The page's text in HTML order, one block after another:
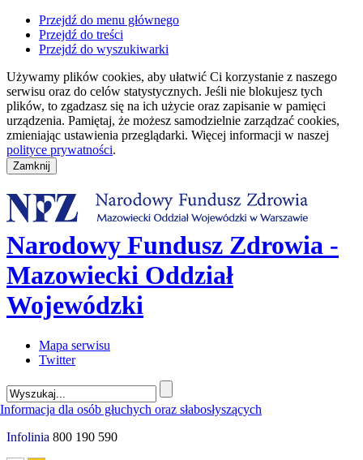
Przejdź do menu głównego
Przejdź do treści
Przejdź do wyszukiwarki
Używamy plików cookies, aby ułatwić Ci korzystanie z naszego
serwisu oraz do celów statystycznych. Jeśli nie blokujesz tych
plików, to zgadzasz się na ich użycie oraz zapisanie w pamięci
urządzenia. Pamiętaj, że możesz samodzielnie zarządzać cookies,
zmieniając ustawienia przeglądarki. Więcej informacji w naszej
polityce prywatności.
Narodowy Fundusz Zdrowia -
Mazowiecki Oddział
Wojewódzki
Mapa serwisu
Twitter
Infolinia 800 190 590